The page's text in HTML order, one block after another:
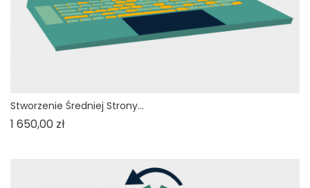
Stworzenie Średniej Strony...
1 650,00 złCena